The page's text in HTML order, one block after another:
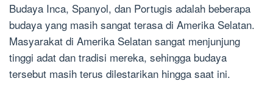
Budaya Inca, Spanyol, dan Portugis adalah beberapa
budaya yang masih sangat terasa di Amerika Selatan.
Masyarakat di Amerika Selatan sangat menjunjung
tinggi adat dan tradisi mereka, sehingga budaya
tersebut masih terus dilestarikan hingga saat ini.